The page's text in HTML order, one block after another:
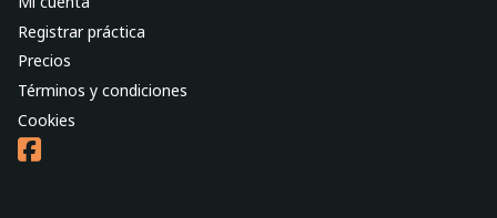
Registrar práctica
Precios
Términos y condiciones
Cookies